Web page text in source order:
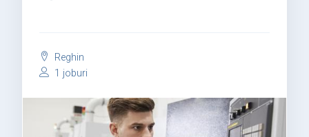
Reghin
1 joburi